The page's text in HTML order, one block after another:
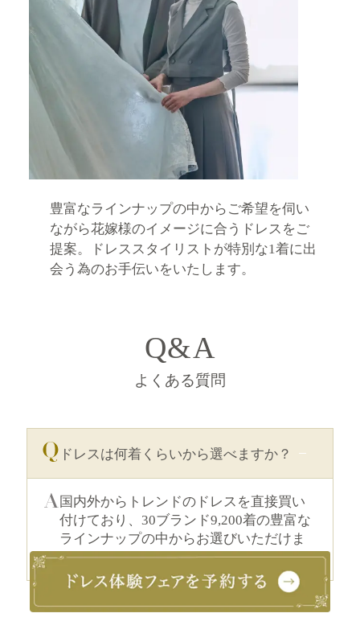
豊富なラインナップの中からご希望を伺い
ながら花嫁様のイメージに合うドレスをご
提案。ドレススタイリストが特別な1着に出
会う為のお手伝いをいたします。
Q&A
よくある質問
ドレスは何着くらいから選べますか？
国内外からトレンドのドレスを直接買い
付けており、30ブランド9,200着の豊富な
ラインナップの中からお選びいただけま
す。